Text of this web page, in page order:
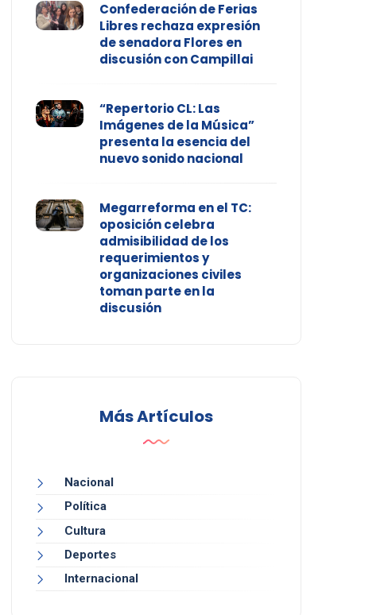
Confederación de Ferias
Libres rechaza expresión
de senadora Flores en
discusión con Campillai
“Repertorio CL: Las
Imágenes de la Música”
presenta la esencia del
nuevo sonido nacional
Megarreforma en el TC:
oposición celebra
admisibilidad de los
requerimientos y
organizaciones civiles
toman parte en la
discusión
Más Artículos
Nacional
Política
Cultura
Deportes
Internacional